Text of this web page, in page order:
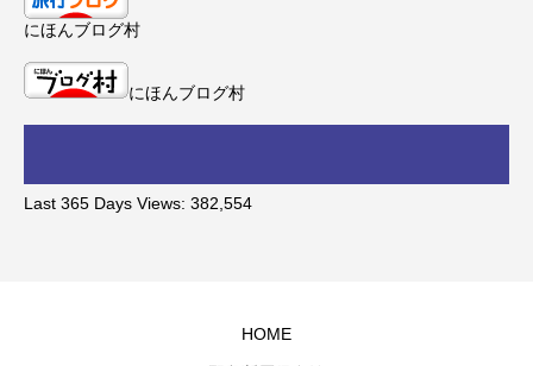
にほんブログ村
にほんブログ村
Last 365 Days Views: 382,554
HOME